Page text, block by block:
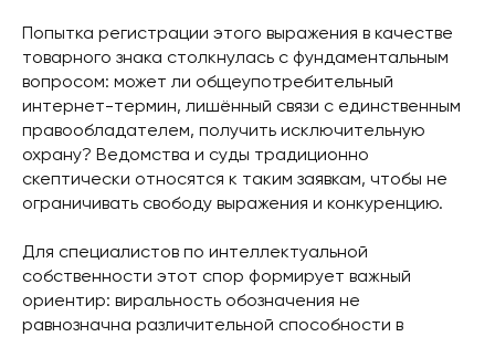
Попытка регистрации этого выражения в качестве
товарного знака столкнулась с фундаментальным
вопросом: может ли общеупотребительный
интернет-термин, лишённый связи с единственным
правообладателем, получить исключительную
охрану? Ведомства и суды традиционно
скептически относятся к таким заявкам, чтобы не
ограничивать свободу выражения и конкуренцию.
Для специалистов по интеллектуальной
собственности этот спор формирует важный
ориентир: виральность обозначения не
равнозначна различительной способности в